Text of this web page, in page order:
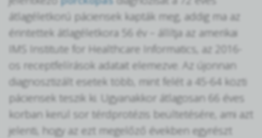
átlagéletkorú páciensek kapták meg, addig ma az
érintettek átlagéletkora 56 év – állítja az amerikai
IMS Institute for Healthcare Informatics, az 2016-
os receptfelírások adatait elemezve. Az újonnan
diagnosztizált esetek több, mint felét a 45-64 közti
páciensek teszik ki. Ugyanakkor átlagosan 66 éves
korban kerül sor térdprotézis beültetésére, ami azt
jelenti, hogy az ezt megelőző években egyrészt